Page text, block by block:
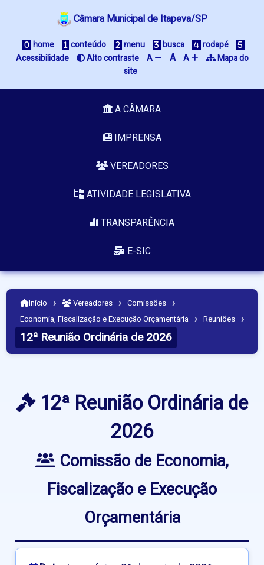
Câmara Municipal de Itapeva/SP
home conteúdo menu busca
rodapé
Acessibilidade
Alto contraste A A A
Mapa do
site
A CÂMARA
IMPRENSA
VEREADORES
ATIVIDADE LEGISLATIVA
TRANSPARÊNCIA
E-SIC
Início › Vereadores › Comissões ›
Economia, Fiscalização e Execução Orçamentária › Reuniões ›
12ª Reunião Ordinária de 2026
12ª Reunião Ordinária de
2026
Comissão de Economia,
Fiscalização e Execução
Orçamentária